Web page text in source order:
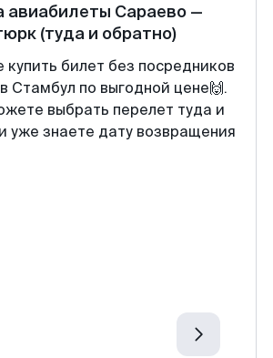
авиабилеты Сараево —
(туда и обратно)
билет без посредников
Стамбул по выгодной цене🙌.
выбрать перелет туда и
уже знаете дату возвращения